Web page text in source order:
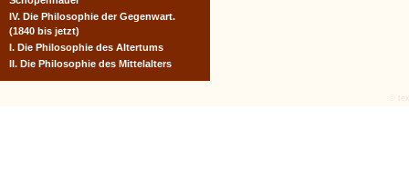
IV. Die Philosophie der Gegenwart.
(1840 bis jetzt)
I. Die Philosophie des Altertums
II. Die Philosophie des Mittelalters